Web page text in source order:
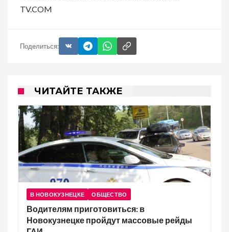
TV.COM
Поделиться:
ЧИТАЙТЕ ТАКЖЕ
В НОВОКУЗНЕЦКЕ ОБЩЕСТВО
Водителям приготовиться: в
Новокузнецке пройдут массовые рейды